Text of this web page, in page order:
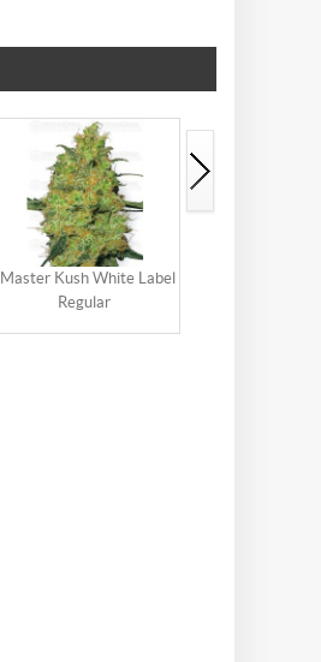
Master Kush White Label
Regular